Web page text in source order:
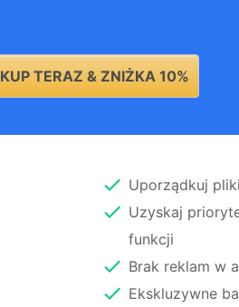
KUP TERAZ & ZNIŻKA 10%
Uporządkuj
Uzyskaj
funkcji
Brak reklam w
Ekskluzywne